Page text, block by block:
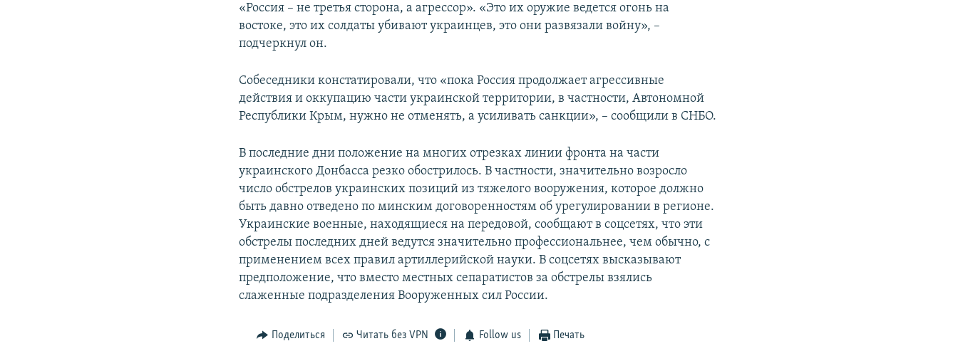
«Россия – не третья сторона, а агрессор». «Это их оружие ведется огонь на
востоке, это их солдаты убивают украинцев, это они развязали войну», –
подчеркнул он.
Собеседники констатировали, что «пока Россия продолжает агрессивные
действия и оккупацию части украинской территории, в частности, Автономной
Республики Крым, нужно не отменять, а усиливать санкции», – сообщили в СНБО.
В последние дни положение на многих отрезках линии фронта на части
украинского Донбасса резко обострилось. В частности, значительно возросло
число обстрелов украинских позиций из тяжелого вооружения, которое должно
быть давно отведено по минским договоренностям об урегулировании в регионе.
Украинские военные, находящиеся на передовой, сообщают в соцсетях, что эти
обстрелы последних дней ведутся значительно профессиональнее, чем обычно, с
применением всех правил артиллерийской науки. В соцсетях высказывают
предположение, что вместо местных сепаратистов за обстрелы взялись
слаженные подразделения Вооруженных сил России.
Поделиться Читать без VPN Follow us Печать